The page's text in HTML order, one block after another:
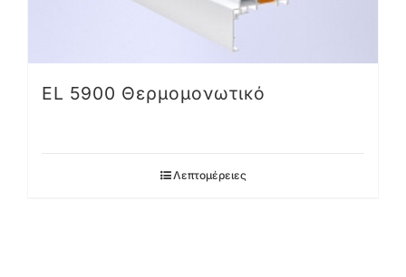
EL 5900 Θερμομονωτικό
Λεπτομέρειες